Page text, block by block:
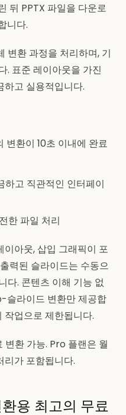
뒤 PPTX 파일을 다운로
니다.
변환 과정을 처리하며, 기
. 표준 레이아웃을 가진
하고 실용적입니다.
환이 10초 이내에 완료
하고 직관적인 인터페이
한 파일 처리
이아웃, 삽입 그래픽이 포
력된 슬라이드는 수동으
다. 콘텐츠 이해 기능 없
라이드 변환만 제공합
작업으로 제한됩니다.
변환 가능. Pro 플랜은 월
리가 포함됩니다.
용 최고의 무료